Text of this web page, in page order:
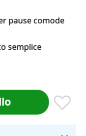
pause comode
semplice